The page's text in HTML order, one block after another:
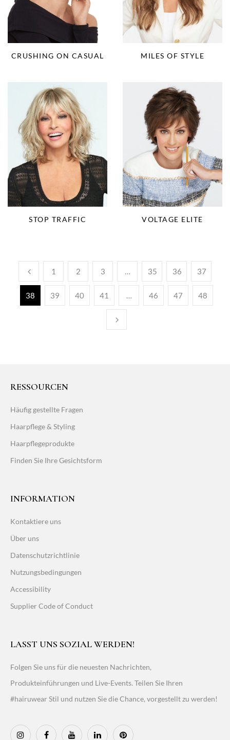
CRUSHING ON CASUAL MILES OF STYLE
STOP TRAFFIC VOLTAGE ELITE
1 2 3 35 36 37
38 39 40 41 46 47 48
RESSOURCEN
Häufig gestellte Fragen
Haarpflege & Styling
Haarpflegeprodukte
Finden Sie Ihre Gesichtsform
INFORMATION
Kontaktiere uns
Über uns
Datenschutzrichtlinie
Nutzungsbedingungen
Accessibility
Supplier Code of Conduct
LASST UNS SOZIAL WERDEN!
Folgen Sie uns für die neuesten Nachrichten,
Produkteinführungen und Live-Events. Teilen Sie Ihren
#hairuwear Stil und nutzen Sie die Chance, vorgestellt zu werden!